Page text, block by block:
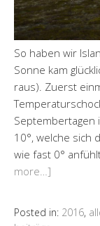
So haben wir
Sonne kam
raus). Zuerst
Septembertagen
10°, welche sich
wie fast 0°
more…]
Posted in: 2016,